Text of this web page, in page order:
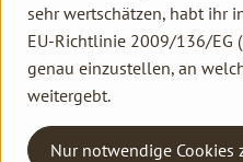
Produktdatenblatt
Herkunft
sehr wertschätzen, habt ihr
EU-Richtlinie 2009/136/EG
genau einzustellen, an
weitergebt.
Nur notwendige Cookies